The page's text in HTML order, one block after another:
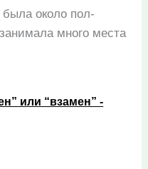
около пол-
много места
или “взамен” -